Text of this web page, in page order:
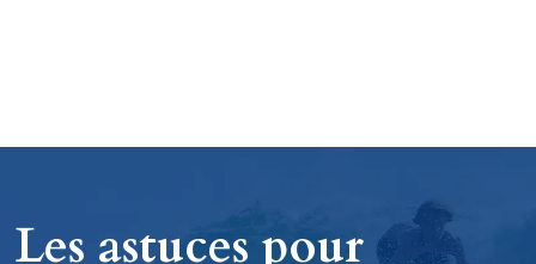
Les astuces pour